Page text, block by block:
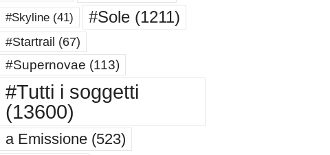
#Skyline(41) #Sole(1211)
#Startrail (67)
#Supernovae (113)
#Tutti i soggetti
(13600)
a Emissione(523)